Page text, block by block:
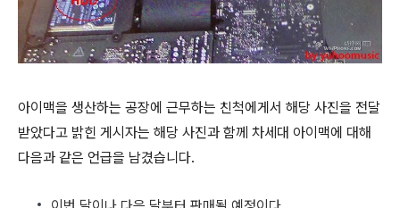
아이맥을 생산하는 공장에 근무하는 친척에게서 해당 사진을 전달
받았다고 밝힌 게시자는 해당 사진과 함께 차세대 아이맥에 대해
다음과 같은 언급을 남겼습니다.